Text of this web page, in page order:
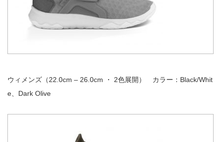
ウィメンズ（22.0cm – 26.0cm ・ 2色展開） カラー：Black/Whit
e、Dark Olive